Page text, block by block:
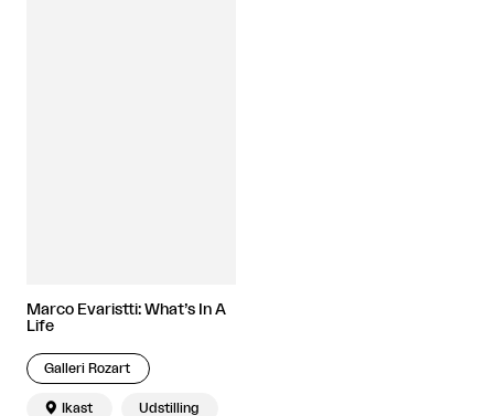
Marco Evaristti: What’s In A
Life
Galleri Rozart
 Ikast Udstilling